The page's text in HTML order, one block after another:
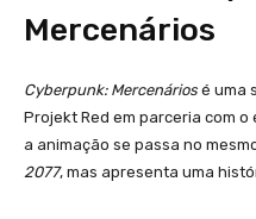
Mercenários
Cyberpunk: Mercenários é uma
Projekt Red em parceria com o
a animação se passa no
2077, mas apresenta uma